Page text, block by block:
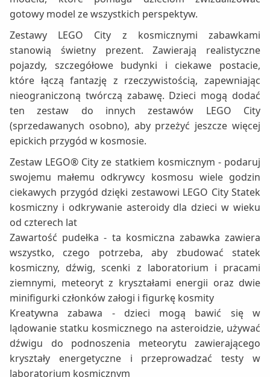
gotowy model ze wszystkich perspektyw.
Zestawy LEGO City z kosmicznymi zabawkami
stanowią świetny prezent. Zawierają realistyczne
pojazdy, szczegółowe budynki i ciekawe postacie,
które łączą fantazję z rzeczywistością, zapewniając
nieograniczoną twórczą zabawę. Dzieci mogą dodać
ten zestaw do innych zestawów LEGO City
(sprzedawanych osobno), aby przeżyć jeszcze więcej
epickich przygód w kosmosie.
Zestaw LEGO® City ze statkiem kosmicznym - podaruj
swojemu małemu odkrywcy kosmosu wiele godzin
ciekawych przygód dzięki zestawowi LEGO City Statek
kosmiczny i odkrywanie asteroidy dla dzieci w wieku
od czterech lat
Zawartość pudełka - ta kosmiczna zabawka zawiera
wszystko, czego potrzeba, aby zbudować statek
kosmiczny, dźwig, scenki z laboratorium i pracami
ziemnymi, meteoryt z kryształami energii oraz dwie
minifigurki członków załogi i figurkę kosmity
Kreatywna zabawa - dzieci mogą bawić się w
lądowanie statku kosmicznego na asteroidzie, używać
dźwigu do podnoszenia meteorytu zawierającego
kryształy energetyczne i przeprowadzać testy w
laboratorium kosmicznym